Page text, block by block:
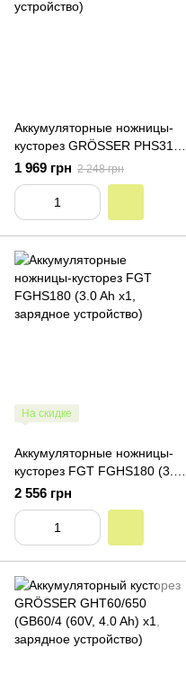
Аккумуляторные ножницы-
кусторез GRÖSSER PHS311
Pink Edition (2.0 Ah х1,
зарядное устройство)
1 969 грн 2 248 грн
На скидке
Аккумуляторные ножницы-
кусторез FGT FGHS180 (3.0
Ah х1, зарядное устройство)
2 556 грн